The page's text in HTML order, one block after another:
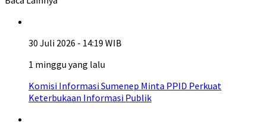
30 Juli 2026 - 14:19 WIB
1 minggu yang lalu
Komisi Informasi Sumenep Minta PPID Perkuat
Keterbukaan Informasi Publik